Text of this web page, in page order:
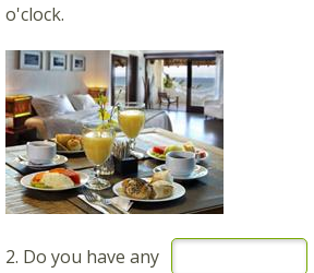
o'clock.
2. Do you have any